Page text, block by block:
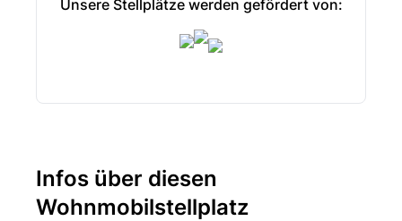
Unsere Stellplätze werden gefördert von:
Infos über diesen
Wohnmobilstellplatz